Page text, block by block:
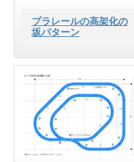
プラレールの高架化の
坂パターン